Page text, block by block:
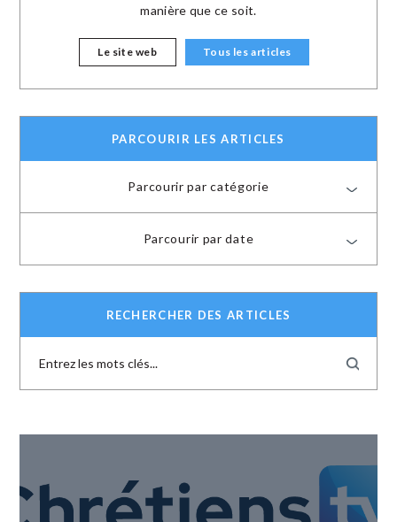
manière que ce soit.
Le site web Tous les articles
PARCOURIR LES ARTICLES
Parcourir par catégorie
Parcourir par date
RECHERCHER DES ARTICLES